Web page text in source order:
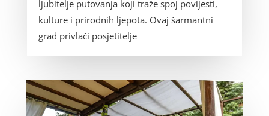
ljubitelje putovanja koji traže spoj povijesti,
kulture i prirodnih ljepota. Ovaj šarmantni
grad privlači posjetitelje